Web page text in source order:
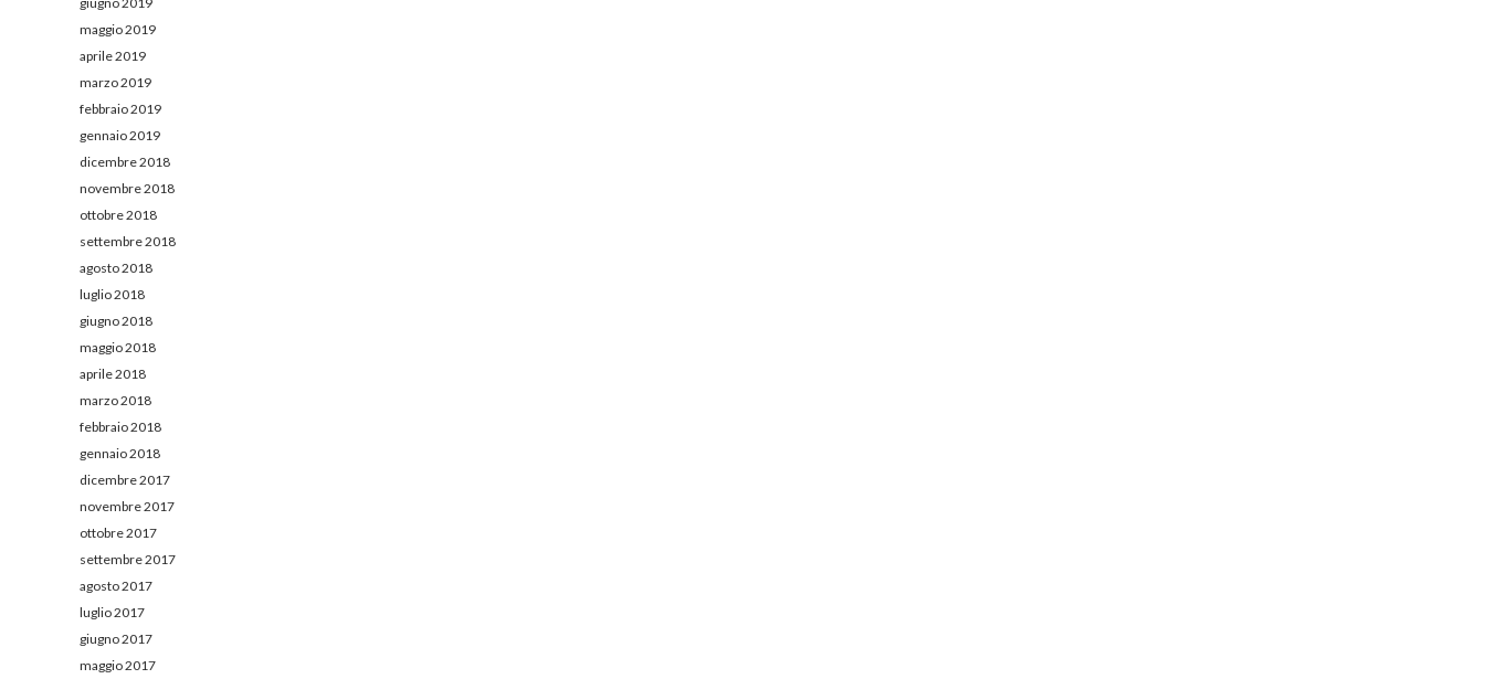
maggio 2019
aprile 2019
marzo 2019
febbraio 2019
gennaio 2019
dicembre 2018
novembre 2018
ottobre 2018
settembre 2018
agosto 2018
luglio 2018
giugno 2018
maggio 2018
aprile 2018
marzo 2018
febbraio 2018
gennaio 2018
dicembre 2017
novembre 2017
ottobre 2017
settembre 2017
agosto 2017
luglio 2017
giugno 2017
maggio 2017